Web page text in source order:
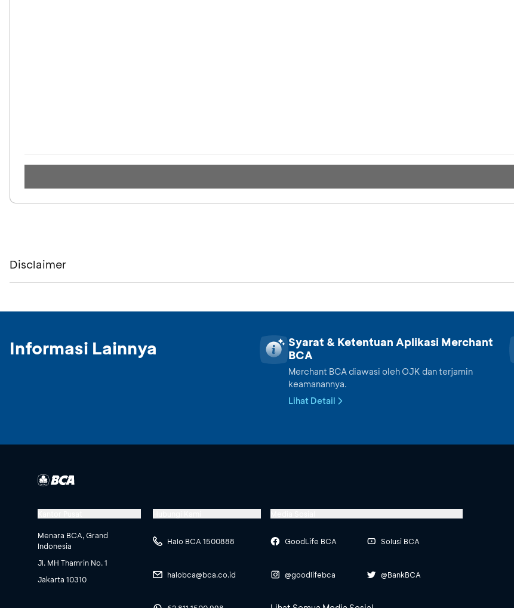
Disclaimer
Informasi Lainnya
Syarat & Ketentuan Aplikasi Merchant
BCA
Merchant BCA diawasi oleh OJK dan terjamin
keamanannya.
Lihat Detail
Menara BCA, Grand
Indonesia
Jl. MH Thamrin No. 1
Jakarta 10310
Halo BCA 1500888
halobca@bca.co.id
GoodLife BCA
@goodlifebca
Solusi BCA
@BankBCA